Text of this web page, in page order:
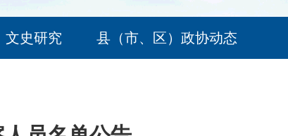
文史研究 县（市、区）政协动态